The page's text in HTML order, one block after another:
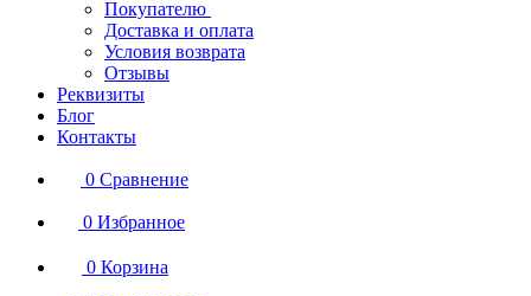
Покупателю
Доставка и оплата
Условия возврата
Отзывы
Реквизиты
Блог
Контакты
0 Сравнение
0 Избранное
0 Корзина